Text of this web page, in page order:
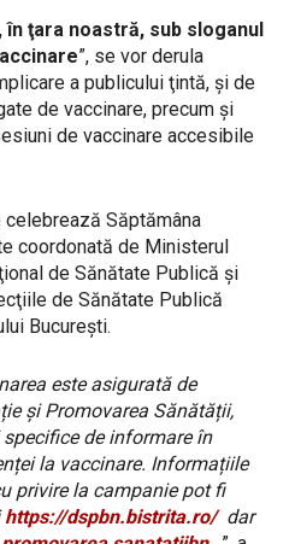
în ţara noastră, sub sloganul
”, se vor derula
a publicului ţintă, şi de
de vaccinare, precum şi
de vaccinare accesibile
celebrează Săptămâna
coordonată de Ministerul
de Sănătate Publică şi
de Sănătate Publică
Bucureşti.
este asigurată de
și Promovarea Sănătății,
de informare în
la vaccinare. Informațiile
privire la campanie pot fi
https://dspbn.bistrita.ro/dar